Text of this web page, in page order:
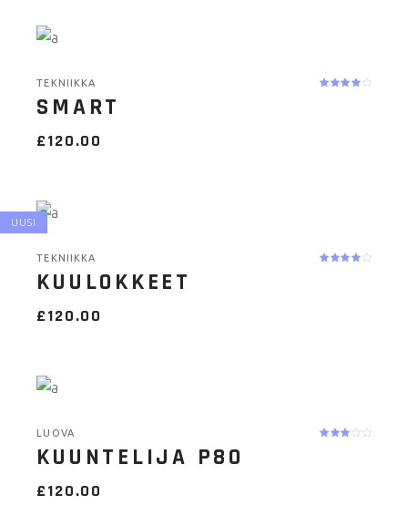
TEKNIIKKA
SMART
£120.00
UUSI
TEKNIIKKA
KUULOKKEET
£120.00
LUOVA
KUUNTELIJA P80
£120.00